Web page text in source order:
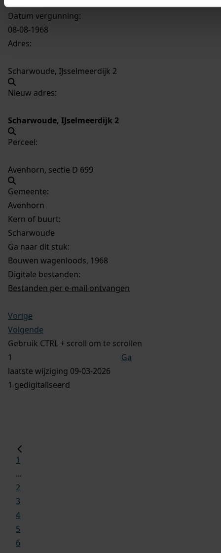
Datum vergunning:
08-08-1968
Adres:
Scharwoude, IJsselmeerdijk 2
Nieuw adres:
Scharwoude, IJselmeerdijk 2
Perceel:
Avenhorn, sectie D 699
Gemeente:
Avenhorn
Kern of buurt:
Scharwoude
Ga naar dit stuk:
Bouwen wagenloods, 1968
Digitale bestanden:
Bestanden per e-mail ontvangen
Vorige
Volgende
Gebruik CTRL + scroll om te scrollen
Ga
laatste wijziging 09-03-2026
1 gedigitaliseerd
1
...
2
3
4
5
6